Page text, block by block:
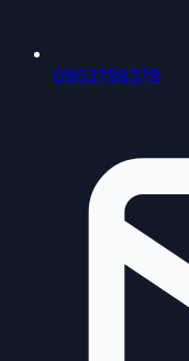
0903798378